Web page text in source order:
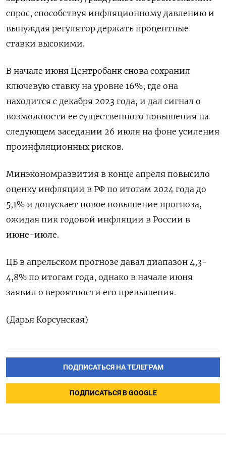
спрос, способствуя инфляционному давлению и
вынуждая регулятор держать процентные
ставки высокими.
В начале июня Центробанк снова сохранил
ключевую ставку на уровне 16%, где она
находится с декабря 2023 года, и дал сигнал о
возможности ее существенного повышения на
следующем заседании 26 июля на фоне усиления
проинфляционных рисков.
Минэкономразвития в конце апреля повысило
оценку инфляции в РФ по итогам 2024 года до
5,1% и допускает новое повышение прогноза,
ожидая пик годовой инфляции в России в
июне-июле.
ЦБ в апрельском прогнозе давал диапазон 4,3-
4,8% по итогам года, однако в начале июня
заявил о вероятности его превышения.
(Дарья Корсунская)
ПОДПИСАТЬСЯ НА ТЕЛЕГРАМ
ПОДПИСАТЬСЯ В GOOGLE